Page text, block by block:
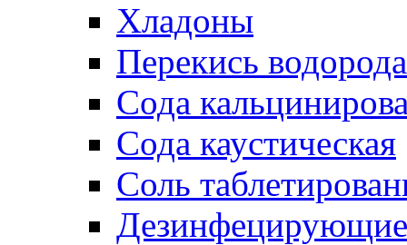
Хладоны
Перекись водорода
Сода
Сода каустическая
Соль
Дезинфецирующие